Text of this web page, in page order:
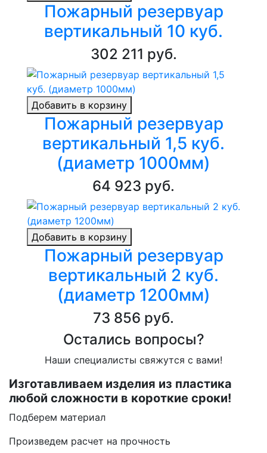
Пожарный резервуар
вертикальный 10 куб.
302 211 руб.
Добавить в корзину
Пожарный резервуар
вертикальный 1,5 куб.
(диаметр 1000мм)
64 923 руб.
Добавить в корзину
Пожарный резервуар
вертикальный 2 куб.
(диаметр 1200мм)
73 856 руб.
Остались вопросы?
Наши специалисты свяжутся с вами!
Изготавливаем изделия из пластика
любой сложности в короткие сроки!
Подберем материал
Произведем расчет на прочность